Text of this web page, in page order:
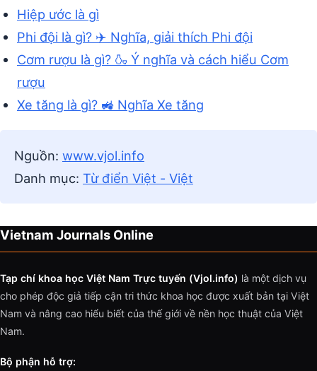
Hiệp ước là gì
Phi đội là gì? ✈️ Nghĩa, giải thích Phi đội
Cơm rượu là gì? 🍶 Ý nghĩa và cách hiểu Cơm
rượu
Xe tăng là gì? 🚜 Nghĩa Xe tăng
Nguồn: www.vjol.info
Danh mục: Từ điển Việt - Việt
Vietnam Journals Online
Tạp chí khoa học Việt Nam Trực tuyến (Vjol.info) là một dịch vụ
cho phép độc giả tiếp cận tri thức khoa học được xuất bản tại Việt
Nam và nâng cao hiểu biết của thế giới về nền học thuật của Việt
Nam.
Bộ phận hỗ trợ: